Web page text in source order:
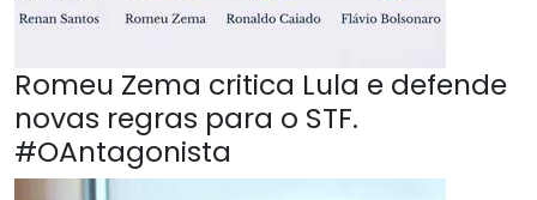
Romeu Zema critica Lula e defende
novas regras para o STF.
#OAntagonista